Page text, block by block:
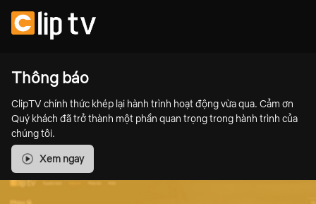
Thông báo
ClipTV chính thức khép lại hành trình hoạt động vừa qua. Cảm ơn
Quý khách đã trở thành một phần quan trọng trong hành trình của
chúng tôi.
Xem ngay